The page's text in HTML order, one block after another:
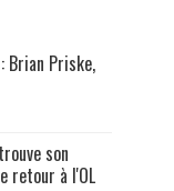
Brian Priske,
son
retour à l'OL